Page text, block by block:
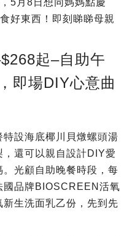
好東西！即刻睇睇母親
起–自助午
即場DIY心意曲
設海底椰川貝燉螺頭湯
還可以親自設計DIY愛
光顧自助晚餐時段，每
國品牌BIOSCREEN活氧
生洗面乳乙份，先到先